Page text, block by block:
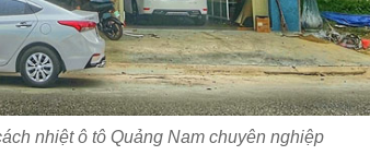
nhiệt ô tô Quảng Nam chuyên nghiệp